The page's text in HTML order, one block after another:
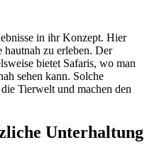
in ihr Konzept. Hier
hautnah zu erleben. Der
bietet Safaris, wo man
sehen kann. Solche
Tierwelt und machen den
Unterhaltung